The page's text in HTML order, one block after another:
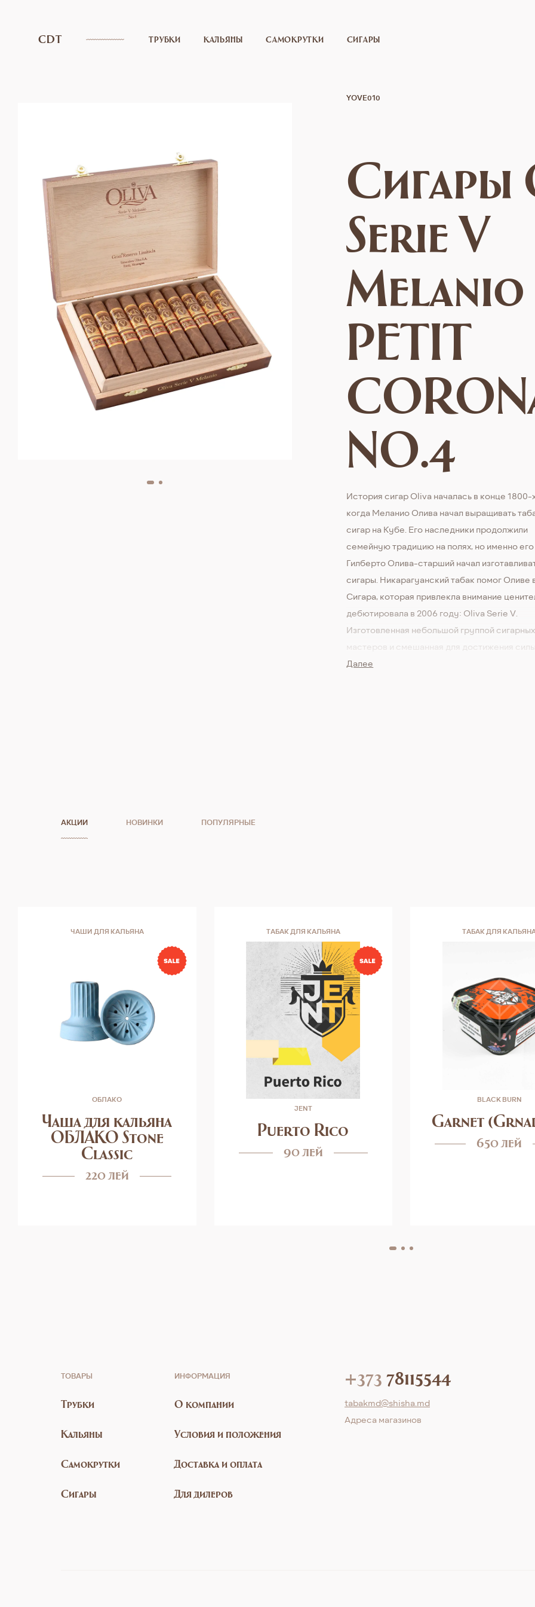
CDT ТРУБКИ КАЛЬЯНЫ САМОКРУТКИ СИГАРЫ
YOVE010
Сигары
Serie V
Melanio
PETIT
NO.4
История сигар Oliva началась в конце 1800-
когда Меланио Олива начал выращивать
сигар на Кубе. Его наследники продолжили
семейную традицию на полях, но именно его
Гилберто Олива-старший начал
сигары. Никарагуанский табак помог Оливе
Сигара, которая привлекла внимание
дебютировала в 2006 году: Oliva Serie V.
Изготовленная небольшой группой сигарных
мастеров и смешанная для достижения
стиля, линейка Serie V сразу же стала хитом.
выдержанная смесь Jalapa дает сигаре
ароматное дымление. Оценка 96 и сигара
2014.
Далее
АКЦИИ НОВИНКИ ПОПУЛЯРНЫЕ
ЧАШИ ДЛЯ КАЛЬЯНА
ОБЛАКО
Чаша для кальяна
ОБЛАКО Stone
Classic
220 лей
ТАБАК ДЛЯ КАЛЬЯНА
JENT
Puerto Rico
90 лей
ТАБАК ДЛЯ
BLACK BURN
Garnet
650 лей
ТОВАРЫ
Трубки
Кальяны
Самокрутки
Сигары
ИНФОРМАЦИЯ
О компании
Условия и положения
Доставка и оплата
Для дилеров
+373 78115544
tabakmd@shisha.md
Aдреса магазинов